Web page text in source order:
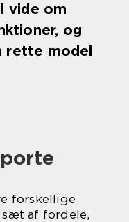
vide om
og
rette model
forskellige
sæt af fordele,